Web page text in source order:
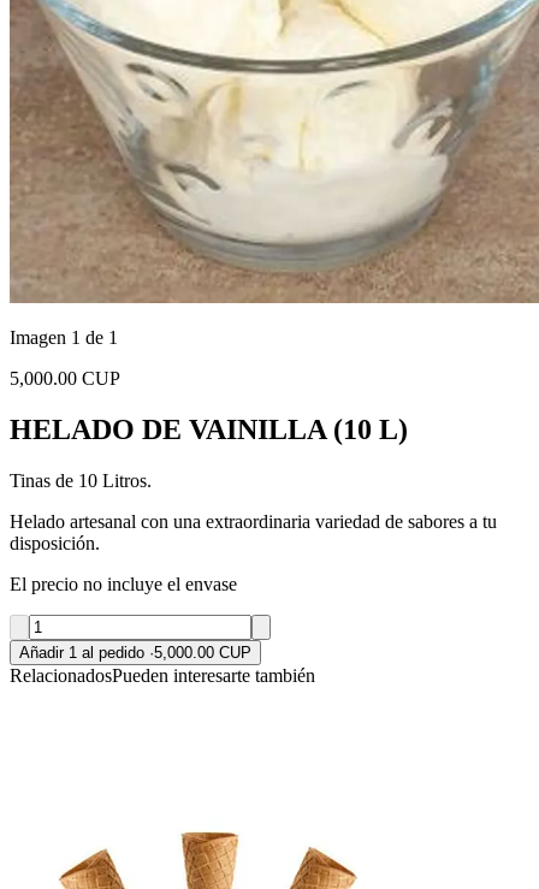
Imagen 1 de 1
5,000.00 CUP
HELADO DE VAINILLA (10 L)
Tinas de 10 Litros.
Helado artesanal con una extraordinaria variedad de sabores a tu
disposición.
El precio no incluye el envase
Añadir 1 al pedido ·5,000.00 CUP
RelacionadosPueden interesarte también